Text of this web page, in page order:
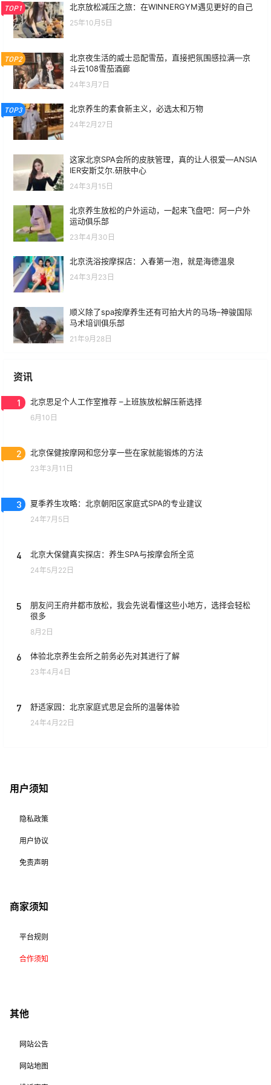
TOP1 北京放松减压之旅：在WINNERGYM遇见更好的自己
25年10月5日
TOP2
北京夜生活的威士忌配雪茄，直接把氛围感拉满—京
斗云108雪茄酒廊
24年3月7日
TOP3 北京养生的素食新主义，必选太和万物
24年2月27日
这家北京SPA会所的皮肤管理，真的让人很爱—ANSIA
IER安斯艾尔.研肤中心
24年3月15日
北京养生放松的户外运动，一起来飞盘吧：阿一户外
运动俱乐部
23年4月30日
北京洗浴按摩探店：入春第一泡，就是海德温泉
24年3月23日
顺义除了spa按摩养生还有可拍大片的马场–神骏国际
马术培训俱乐部
21年9月28日
资讯
1 北京思足个人工作室推荐 –上班族放松解压新选择
6月10日
2 北京保健按摩网和您分享一些在家就能锻炼的方法
23年3月11日
3 夏季养生攻略：北京朝阳区家庭式SPA的专业建议
24年7月5日
4 北京大保健真实探店：养生SPA与按摩会所全览
24年5月22日
5
朋友问王府井都市放松，我会先说看懂这些小地方，选择会轻松
很多
8月2日
6 体验北京养生会所之前务必先对其进行了解
23年4月4日
7 舒适家园：北京家庭式思足会所的温馨体验
24年4月22日
用户须知
隐私政策
用户协议
免责声明
商家须知
平台规则
合作须知
其他
网站公告
网站地图